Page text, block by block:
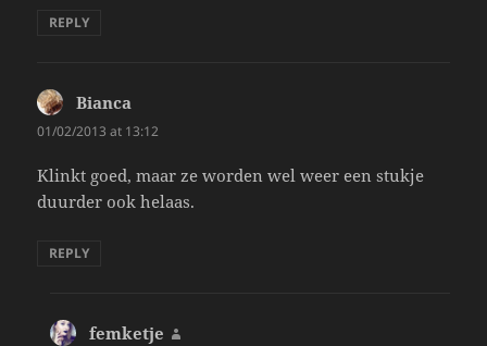
REPLY
Bianca
01/02/2013 at 13:12
Klinkt goed, maar ze worden wel weer een stukje
duurder ook helaas.
REPLY
femketje